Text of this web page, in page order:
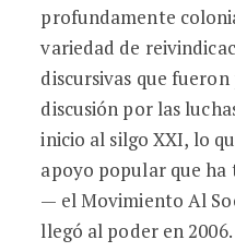
profundamente
variedad de
discursivas que fueron
discusión por las
inicio al silgo XXI, lo
apoyo popular que
— el Movimiento Al
llegó al poder en 2006.